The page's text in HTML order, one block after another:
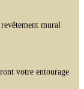
mural
votre entourage